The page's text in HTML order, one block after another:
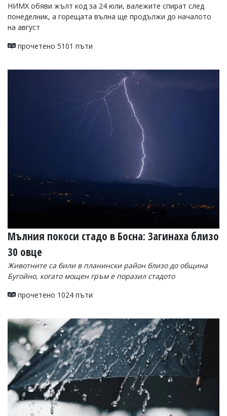
НИМХ обяви жълт код за 24 юли, валежите спират след
понеделник, а горещата вълна ще продължи до началото
на август
прочетено 5101 пъти
Мълния покоси стадо в Босна: Загинаха близо
30 овце
Животните са били в планински район близо до община
Бугойно, когато мощен гръм е поразил стадото
прочетено 1024 пъти